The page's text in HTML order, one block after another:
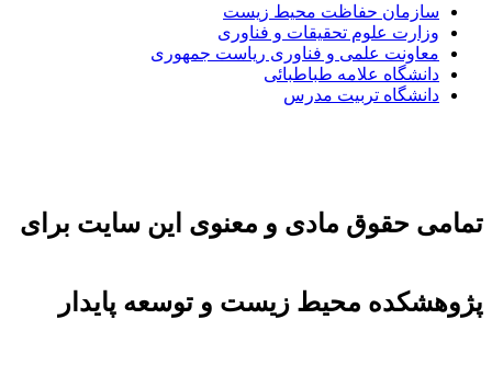
سازمان حفاظت محیط زیست
وزارت علوم تحقیقات و فناوری
معاونت علمی و فناوری ریاست جمهوری
دانشگاه علامه طباطبائی
دانشگاه تربیت مدرس
تمامی حقوق مادی و معنوی این سایت برای
پژوهشکده محیط زیست و توسعه پایدار